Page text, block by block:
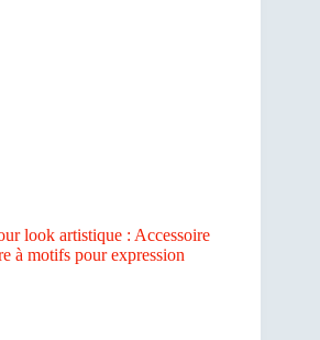
look artistique : Accessoire
à motifs pour expression